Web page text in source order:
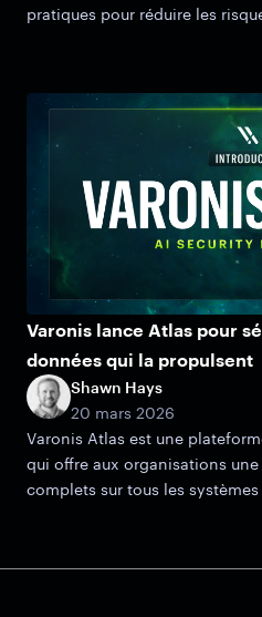
pratiques pour réduire les
Varonis lance Atlas pour
données qui la propulsent
Shawn Hays
20 mars 2026
Varonis Atlas est une
qui offre aux organisations
complets sur tous les